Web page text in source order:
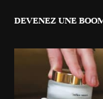
DEVENEZ UNE